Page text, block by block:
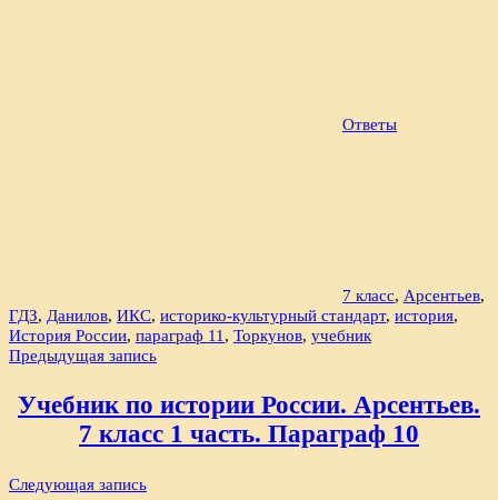
Ответы
7 класс, Арсентьев,
ГДЗ, Данилов, ИКС, историко-культурный стандарт, история,
История России, параграф 11, Торкунов, учебник
Навигация
записям
Предыдущая запись
Учебник по истории России. Арсентьев.
7 класс 1 часть. Параграф 10
Следующая запись